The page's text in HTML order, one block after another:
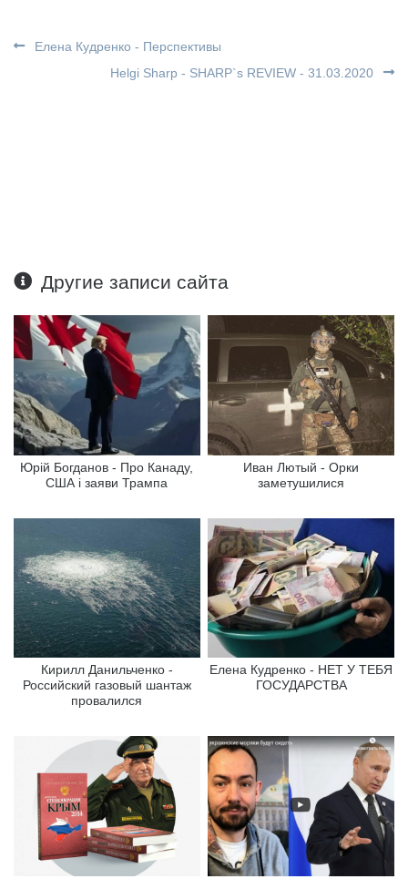
Елена Кудренко - Перспективы
Helgi Sharp - SHARP`s REVIEW - 31.03.2020
Другие записи сайта
Юрій Богданов - Про Канаду,
США і заяви Трампа
Иван Лютый - Орки
заметушилися
Кирилл Данильченко -
Российский газовый шантаж
провалился
Елена Кудренко - НЕТ У ТЕБЯ
ГОСУДАРСТВА